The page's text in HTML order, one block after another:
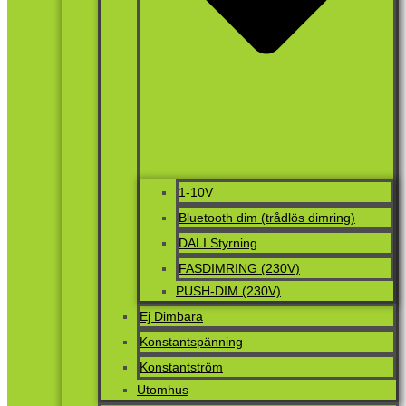
1-10V
Bluetooth dim (trådlös dimring)
DALI Styrning
FASDIMRING (230V)
PUSH-DIM (230V)
Ej Dimbara
Konstantspänning
Konstantström
Utomhus